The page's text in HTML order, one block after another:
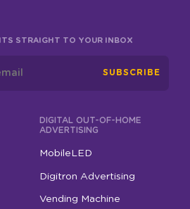
STRAIGHT TO YOUR INBOX
SUBSCRIBE
DIGITAL OUT-OF-HOME
ADVERTISING
MobileLED
Digitron Advertising
Vending Machine